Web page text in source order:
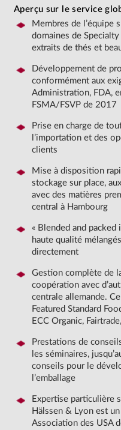
Aperçu sur le service
Membres de l’équipe
domaines de Specialty
extraits de thés et
Développement de
conformément aux
Administration, FDA,
FSMA/FSVP de 2017
Prise en charge de
l’importation et des
clients
Mise à disposition
stockage sur place,
avec des matières
central à Hambourg
« Blended and
haute qualité
directement
Gestion complète de
coopération avec
centrale allemande.
Featured Standard
ECC Organic,
Prestations de
les séminaires,
conseils pour le
l’emballage
Expertise particulière
Hälssen & Lyon est
Association des USA